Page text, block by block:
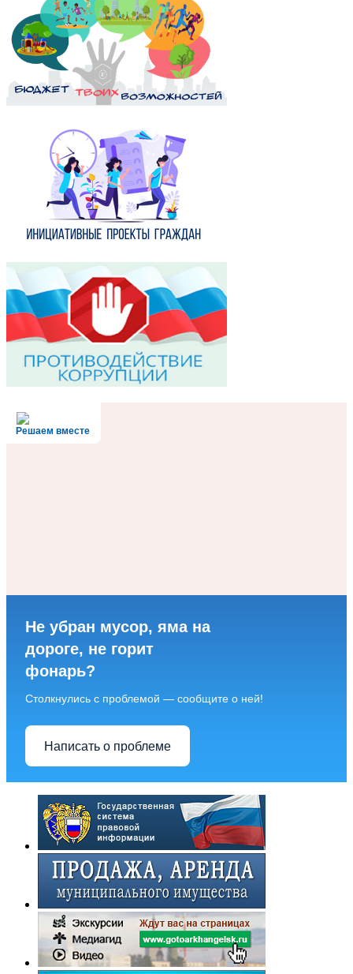
Решаем вместе
Не убран мусор, яма на
дороге, не горит
фонарь?
Столкнулись с проблемой — сообщите о ней!
Написать о проблеме